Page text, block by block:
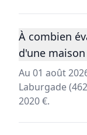
À combien
d'une maison
Au 01 août
Laburgade
2020 €.